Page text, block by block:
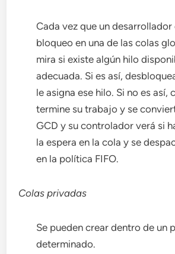
Cada vez que un desarrollador
bloqueo en una de las colas
mira si existe algún hilo
adecuada. Si es así,
le asigna ese hilo. Si no es así,
termine su trabajo y se
GCD y su controlador verá si
la espera en la cola y se
en la política FIFO.
Colas privadas
Se pueden crear dentro de un
determinado.